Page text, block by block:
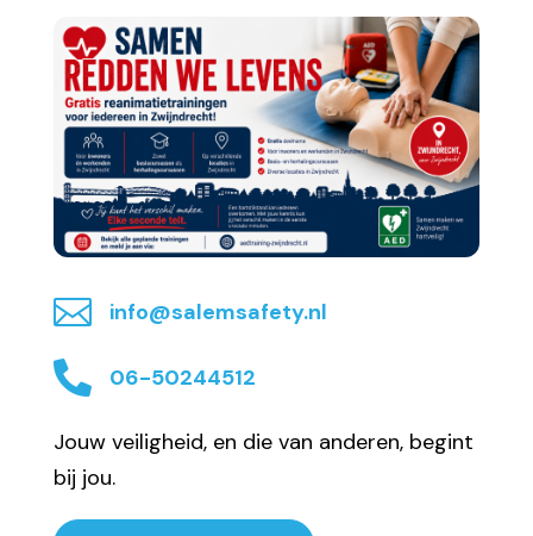
 info@salemsafety.nl
 06-50244512
Jouw veiligheid, en die van anderen, begint
bij jou.